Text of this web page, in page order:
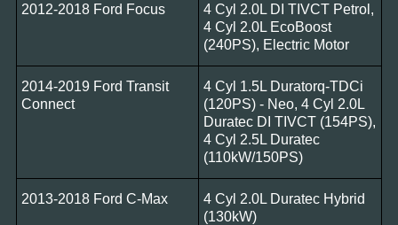
2012-2018 Ford Focus
4 Cyl 2.0L DI TIVCT Petrol,
4 Cyl 2.0L EcoBoost
(240PS), Electric Motor
2014-2019 Ford Transit
Connect
4 Cyl 1.5L Duratorq-TDCi
(120PS) - Neo, 4 Cyl 2.0L
Duratec DI TIVCT (154PS),
4 Cyl 2.5L Duratec
(110kW/150PS)
2013-2018 Ford C-Max
4 Cyl 2.0L Duratec Hybrid
(130kW)